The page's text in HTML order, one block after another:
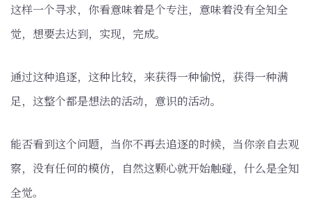
这样一个寻求，你看意味着是个专注，意味着没有全知全
觉，想要去达到，实现，完成。
通过这种追逐，这种比较，来获得一种愉悦，获得一种满
足，这整个都是想法的活动，意识的活动。
能否看到这个问题，当你不再去追逐的时候，当你亲自去观
察，没有任何的模仿，自然这颗心就开始触碰，什么是全知
全觉。